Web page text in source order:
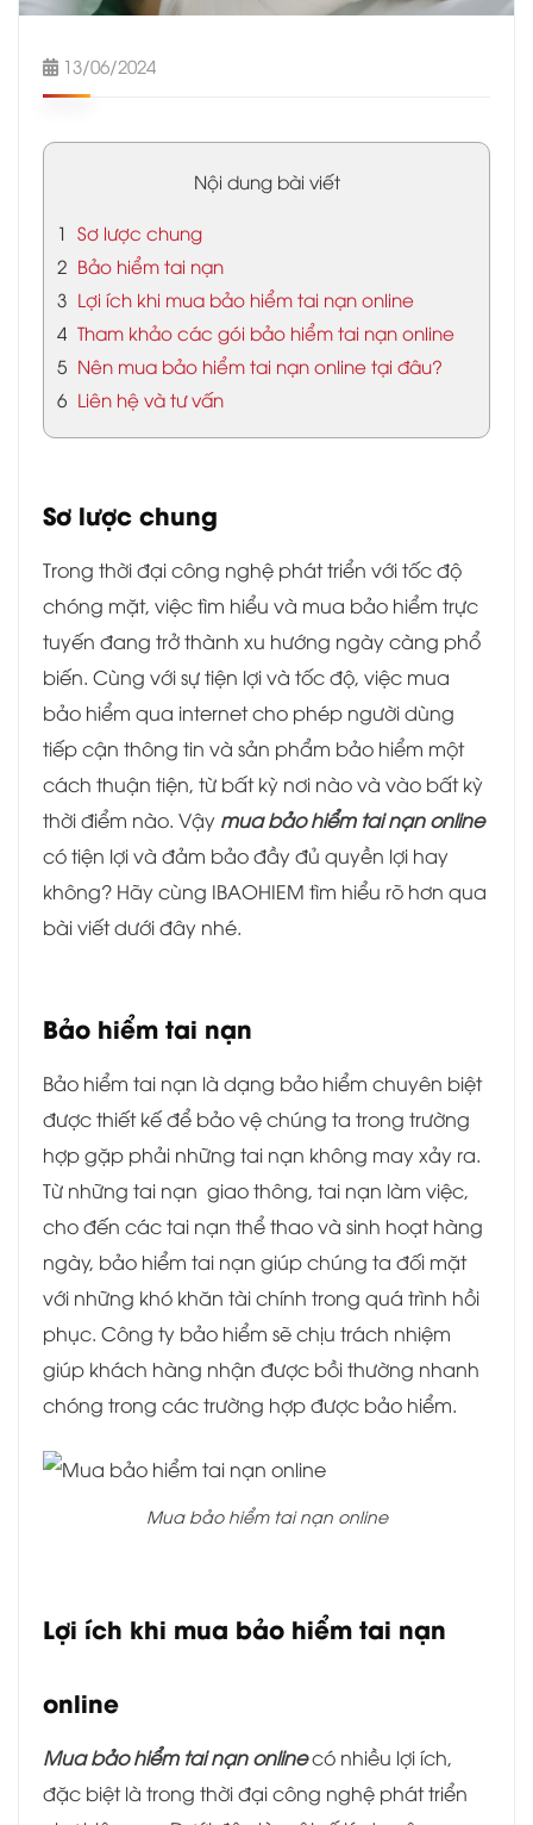
13/06/2024
Nội dung bài viết
1 Sơ lược chung
2 Bảo hiểm tai nạn
3 Lợi ích khi mua bảo hiểm tai nạn online
4 Tham khảo các gói bảo hiểm tai nạn online
5 Nên mua bảo hiểm tai nạn online tại đâu?
6 Liên hệ và tư vấn
Sơ lược chung
Trong thời đại công nghệ phát triển với tốc độ
chóng mặt, việc tìm hiểu và mua bảo hiểm trực
tuyến đang trở thành xu hướng ngày càng phổ
biến. Cùng với sự tiện lợi và tốc độ, việc mua
bảo hiểm qua internet cho phép người dùng
tiếp cận thông tin và sản phẩm bảo hiểm một
cách thuận tiện, từ bất kỳ nơi nào và vào bất kỳ
thời điểm nào. Vậy mua bảo hiểm tai nạn online
có tiện lợi và đảm bảo đầy đủ quyền lợi hay
không? Hãy cùng IBAOHIEM tìm hiểu rõ hơn qua
bài viết dưới đây nhé.
Bảo hiểm tai nạn
Bảo hiểm tai nạn là dạng bảo hiểm chuyên biệt
được thiết kế để bảo vệ chúng ta trong trường
hợp gặp phải những tai nạn không may xảy ra.
Từ những tai nạn giao thông, tai nạn làm việc,
cho đến các tai nạn thể thao và sinh hoạt hàng
ngày, bảo hiểm tai nạn giúp chúng ta đối mặt
với những khó khăn tài chính trong quá trình hồi
phục. Công ty bảo hiểm sẽ chịu trách nhiệm
giúp khách hàng nhận được bồi thường nhanh
chóng trong các trường hợp được bảo hiểm.
Mua bảo hiểm tai nạn online
Lợi ích khi mua bảo hiểm tai nạn
online
Mua bảo hiểm tai nạn onlinecó nhiều lợi ích,
đặc biệt là trong thời đại công nghệ phát triển